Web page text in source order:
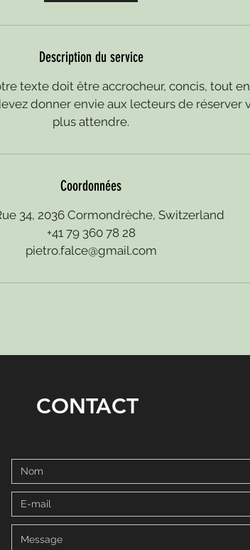
Description du service
texte doit être accrocheur, concis, tout
donner envie aux lecteurs de réserver
plus attendre.
Coordonnées
34, 2036 Cormondrèche, Switzerland
+41 79 360 78 28
pietro.falce@gmail.com
CONTACT